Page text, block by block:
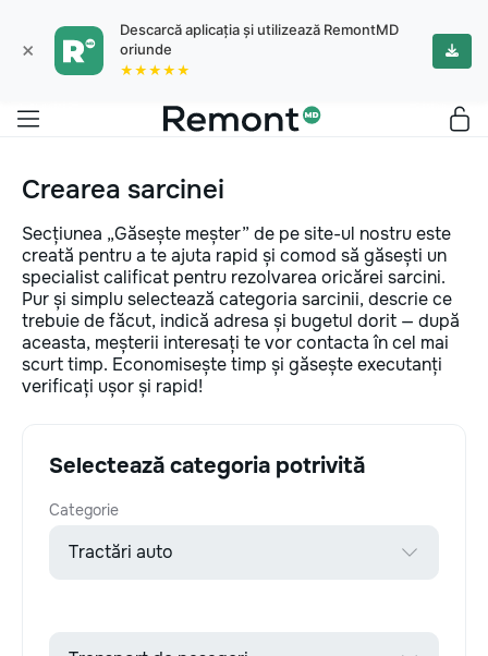
×
Descarcă aplicația și utilizează RemontMD
oriunde
★★★★★
Crearea sarcinei
Secțiunea „Găsește meșter” de pe site-ul nostru este
creată pentru a te ajuta rapid și comod să găsești un
specialist calificat pentru rezolvarea oricărei sarcini.
Pur și simplu selectează categoria sarcinii, descrie ce
trebuie de făcut, indică adresa și bugetul dorit — după
aceasta, meșterii interesați te vor contacta în cel mai
scurt timp. Economisește timp și găsește executanți
verificați ușor și rapid!
Selectează categoria potrivită
Categorie